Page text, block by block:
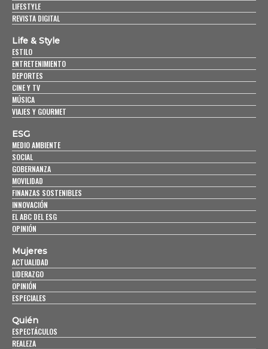
LIFESTYLE
REVISTA DIGITAL
Life & Style
ESTILO
ENTRETENIMIENTO
DEPORTES
CINE Y TV
MÚSICA
VIAJES Y GOURMET
ESG
MEDIO AMBIENTE
SOCIAL
GOBERNANZA
MOVILIDAD
FINANZAS SOSTENIBLES
INNOVACIÓN
EL ABC DEL ESG
OPINIÓN
Mujeres
ACTUALIDAD
LIDERAZGO
OPINIÓN
ESPECIALES
Quién
ESPECTÁCULOS
REALEZA